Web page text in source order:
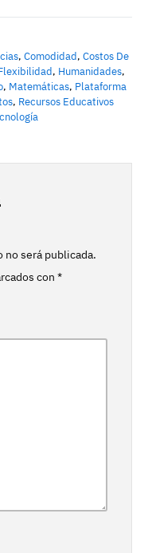
, Comodidad, Costos De
, Humanidades,
, Matemáticas, Plataforma
, Recursos Educativos
será publicada.
con *